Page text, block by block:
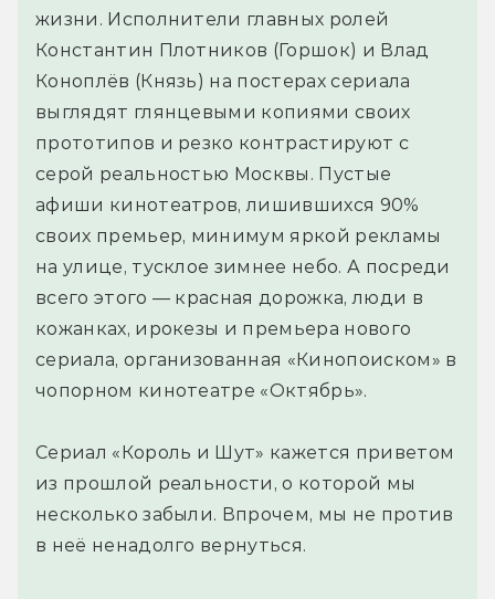
жизни. Исполнители главных ролей
Константин Плотников (Горшок) и Влад
Коноплёв (Князь) на постерах сериала
выглядят глянцевыми копиями своих
прототипов и резко контрастируют с
серой реальностью Москвы. Пустые
афиши кинотеатров, лишившихся 90%
своих премьер, минимум яркой рекламы
на улице, тусклое зимнее небо. А посреди
всего этого — красная дорожка, люди в
кожанках, ирокезы и премьера нового
сериала, организованная «Кинопоиском» в
чопорном кинотеатре «Октябрь».
Сериал «Король и Шут» кажется приветом
из прошлой реальности, о которой мы
несколько забыли. Впрочем, мы не против
в неё ненадолго вернуться.